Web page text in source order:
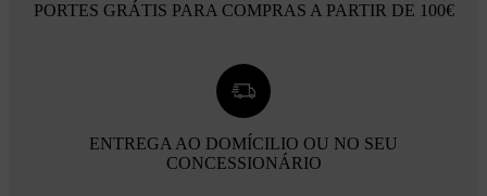
PORTES GRÁTIS PARA COMPRAS A PARTIR DE 100€
ENTREGA AO DOMÍCILIO OU NO SEU
CONCESSIONÁRIO